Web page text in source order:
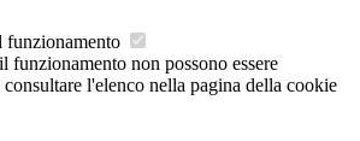
funzionamento
funzionamento non possono essere
l'elenco nella pagina della cookie